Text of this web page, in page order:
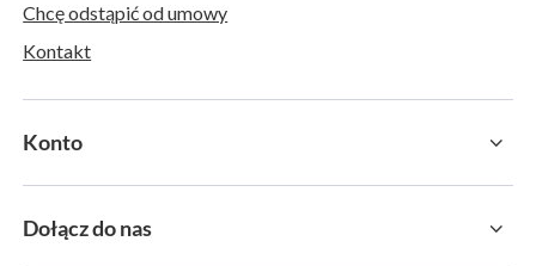
Chcę odstąpić od umowy
Kontakt
Konto
Dołącz do nas